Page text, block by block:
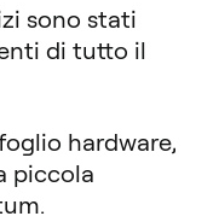
sono stati
di tutto il
hardware,
piccola